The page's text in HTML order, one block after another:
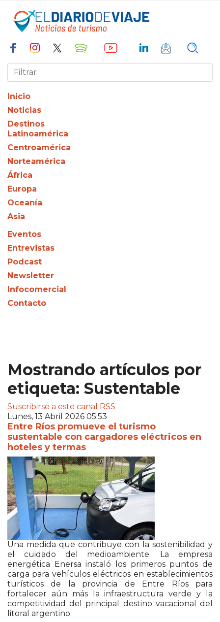
Inicio
Noticias
Destinos
Latinoamérica
Centroamérica
Norteamérica
África
Europa
Oceanía
Asia
Eventos
Entrevistas
Podcast
Newsletter
Infocomercial
Contacto
Mostrando artículos por
etiqueta: Sustentable
Suscribirse a este canal RSS
Lunes, 13 Abril 2026 05:53
Entre Ríos promueve el turismo
sustentable con cargadores eléctricos en
hoteles y termas
Una medida que contribuye con la sostenibilidad y
el cuidado del medioambiente. La empresa
energética Enersa instaló los primeros puntos de
carga para vehículos eléctricos en establecimientos
turísticos de la provincia de Entre Ríos para
fortalecer aún más la infraestructura verde y la
competitividad del principal destino vacacional del
litoral argentino.